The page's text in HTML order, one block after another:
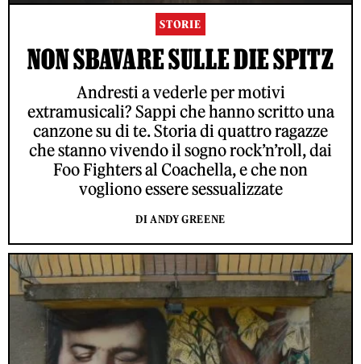
STORIE
NON SBAVARE SULLE DIE SPITZ
Andresti a vederle per motivi
extramusicali? Sappi che hanno scritto una
canzone su di te. Storia di quattro ragazze
che stanno vivendo il sogno rock’n’roll, dai
Foo Fighters al Coachella, e che non
vogliono essere sessualizzate
DI ANDY GREENE